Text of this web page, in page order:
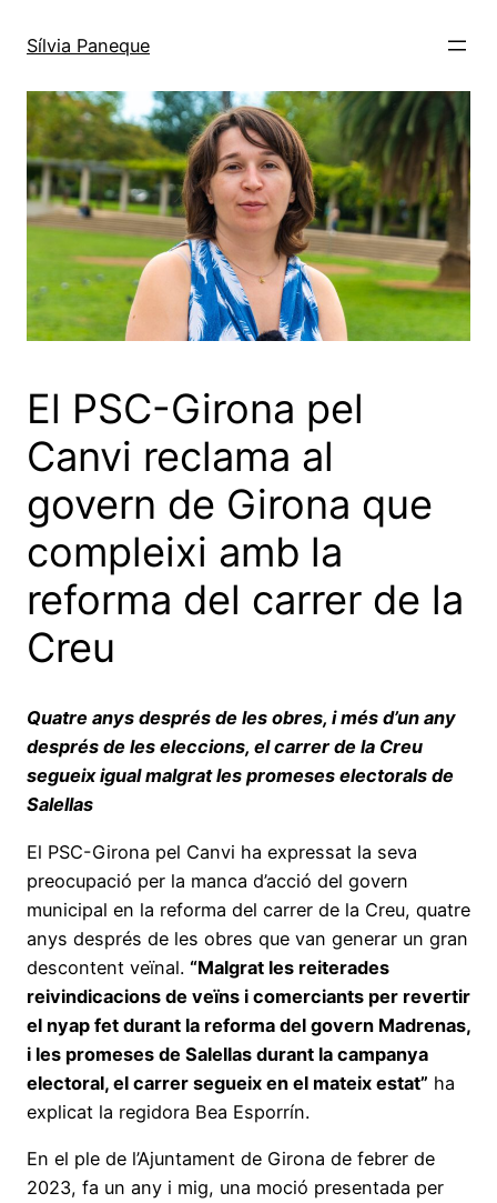
Sílvia Paneque
El PSC-Girona pel
Canvi reclama al
govern de Girona que
compleixi amb la
reforma del carrer de la
Creu
Quatre anys després de les obres, i més d’un any
després de les eleccions, el carrer de la Creu
segueix igual malgrat les promeses electorals de
Salellas
El PSC-Girona pel Canvi ha expressat la seva
preocupació per la manca d’acció del govern
municipal en la reforma del carrer de la Creu, quatre
anys després de les obres que van generar un gran
descontent veïnal. “Malgrat les reiterades
reivindicacions de veïns i comerciants per revertir
el nyap fet durant la reforma del govern Madrenas,
i les promeses de Salellas durant la campanya
electoral, el carrer segueix en el mateix estat” ha
explicat la regidora Bea Esporrín.
En el ple de l’Ajuntament de Girona de febrer de
2023, fa un any i mig, una moció presentada per